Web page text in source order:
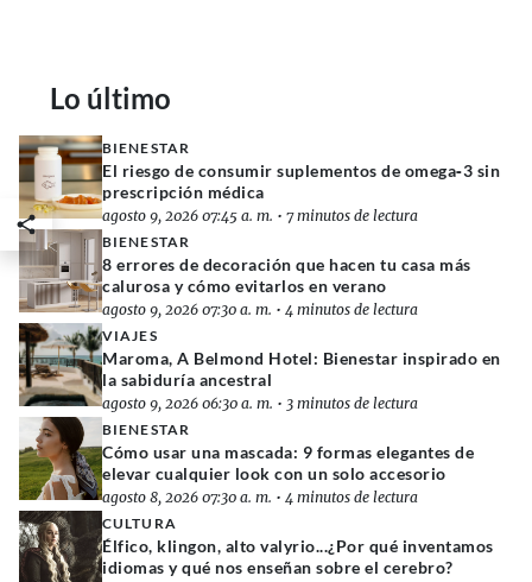
Lo último
BIENESTAR
El riesgo de consumir suplementos de omega‑3 sin
prescripción médica
agosto 9, 2026 07:45 a. m. • 7 minutos de lectura
BIENESTAR
8 errores de decoración que hacen tu casa más
calurosa y cómo evitarlos en verano
agosto 9, 2026 07:30 a. m. • 4 minutos de lectura
VIAJES
Maroma, A Belmond Hotel: Bienestar inspirado en
la sabiduría ancestral
agosto 9, 2026 06:30 a. m. • 3 minutos de lectura
BIENESTAR
Cómo usar una mascada: 9 formas elegantes de
elevar cualquier look con un solo accesorio
agosto 8, 2026 07:30 a. m. • 4 minutos de lectura
CULTURA
Élfico, klingon, alto valyrio...¿Por qué inventamos
idiomas y qué nos enseñan sobre el cerebro?